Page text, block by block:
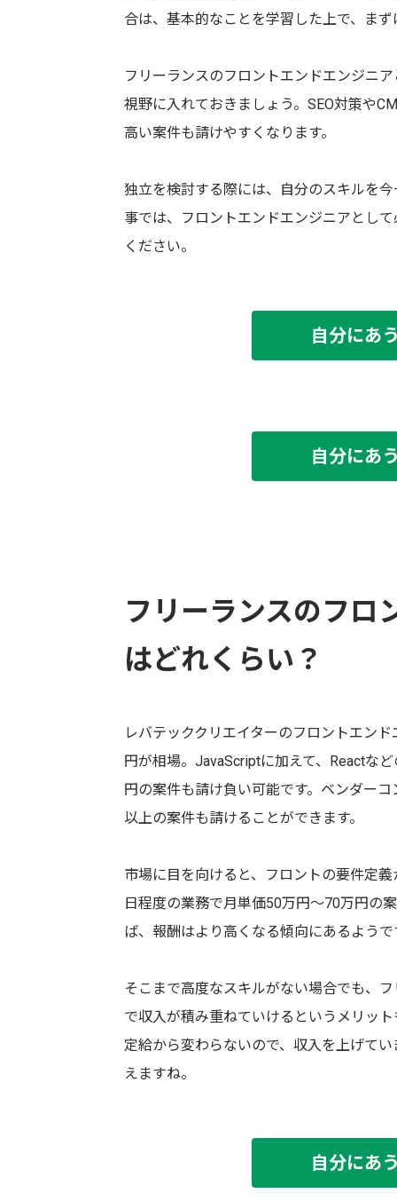
合は、基本的なことを学習した上で、ま
フリーランスのフロントエンドエンジニ
視野に入れておきましょう。SEO対策や
高い案件も請けやすくなります。
独立を検討する際には、自分のスキルを
事では、フロントエンドエンジニアとし
ください。
自分にあ
自分にあ
フリーランスのフロ
はどれくらい？
レバテッククリエイターのフロントエン
円が相場。JavaScriptに加えて、Reactな
円の案件も請け負い可能です。ベンダー
以上の案件も請けることができます。
市場に目を向けると、フロントの要件定
日程度の業務で月単価50万円〜70万円の
ば、報酬はより高くなる傾向にあるようで
そこまで高度なスキルがない場合でも、
で収入が積み重ねていけるというメリッ
定給から変わらないので、収入を上げて
えますね。
自分にあ